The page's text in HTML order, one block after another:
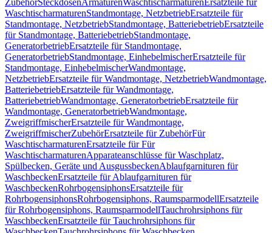
ZubehörSteckdosenArmaturenWaschtischarmaturen Ersatzteile für
WaschtischarmaturenStandmontage, NetzbetriebErsatzteile für
Standmontage, NetzbetriebStandmontage, BatteriebetriebErsatzteile
für Standmontage, BatteriebetriebStandmontage,
GeneratorbetriebErsatzteile für Standmontage,
GeneratorbetriebStandmontage, EinhebelmischerErsatzteile für
Standmontage, EinhebelmischerWandmontage,
NetzbetriebErsatzteile für Wandmontage, NetzbetriebWandmontage,
BatteriebetriebErsatzteile für Wandmontage,
BatteriebetriebWandmontage, GeneratorbetriebErsatzteile für
Wandmontage, GeneratorbetriebWandmontage,
ZweigriffmischerErsatzteile für Wandmontage,
ZweigriffmischerZubehörErsatzteile für ZubehörFür
WaschtischarmaturenErsatzteile für Für
WaschtischarmaturenApparateanschlüsse für Waschplatz,
Spülbecken, Geräte und AusgussbeckenAblaufgarnituren für
WaschbeckenErsatzteile für Ablaufgarnituren für
WaschbeckenRohrbogensiphonsErsatzteile für
RohrbogensiphonsRohrbogensiphons, RaumsparmodellErsatzteile
für Rohrbogensiphons, RaumsparmodellTauchrohrsiphons für
WaschbeckenErsatzteile für Tauchrohrsiphons für